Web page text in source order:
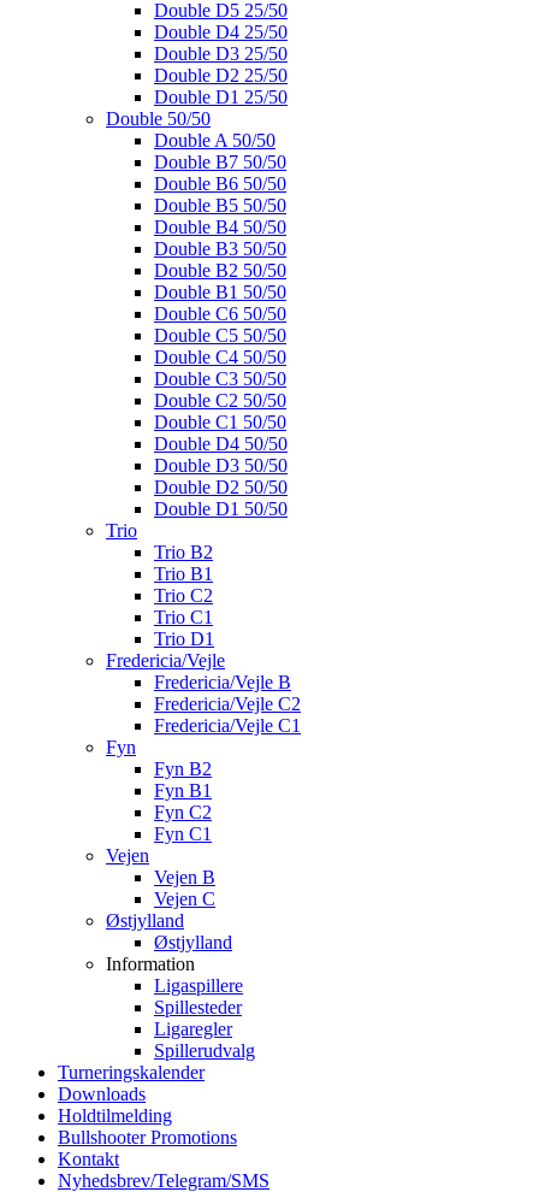
Double D5 25/50
Double D4 25/50
Double D3 25/50
Double D2 25/50
Double D1 25/50
Double 50/50
Double A 50/50
Double B7 50/50
Double B6 50/50
Double B5 50/50
Double B4 50/50
Double B3 50/50
Double B2 50/50
Double B1 50/50
Double C6 50/50
Double C5 50/50
Double C4 50/50
Double C3 50/50
Double C2 50/50
Double C1 50/50
Double D4 50/50
Double D3 50/50
Double D2 50/50
Double D1 50/50
Trio
Trio B2
Trio B1
Trio C2
Trio C1
Trio D1
Fredericia/Vejle
Fredericia/Vejle B
Fredericia/Vejle C2
Fredericia/Vejle C1
Fyn
Fyn B2
Fyn B1
Fyn C2
Fyn C1
Vejen
Vejen B
Vejen C
Østjylland
Østjylland
Information
Ligaspillere
Spillesteder
Ligaregler
Spillerudvalg
Turneringskalender
Downloads
Holdtilmelding
Bullshooter Promotions
Kontakt
Nyhedsbrev/Telegram/SMS